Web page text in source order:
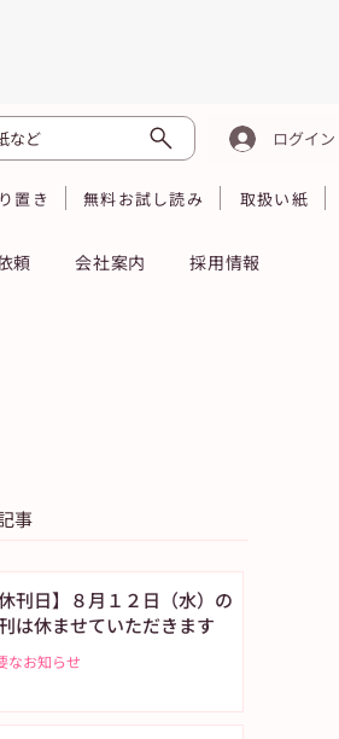
など ログイン
置き 無料お試し読み 取扱い紙
頼 会社案内
採用情報
事
休刊日】８月１２日（水）の
は休ませていただきます
なお知らせ